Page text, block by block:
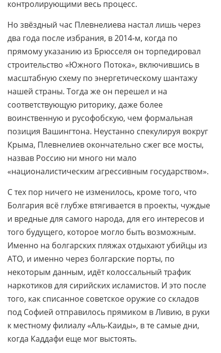
контролирующими весь процесс.
Но звёздный час Плевнелиева настал лишь через
два года после избрания, в 2014-м, когда по
прямому указанию из Брюсселя он торпедировал
строительство «Южного Потока», включившись в
масштабную схему по энергетическому шантажу
нашей страны. Тогда же он перешел и на
соответствующую риторику, даже более
воинственную и русофобскую, чем формальная
позиция Вашингтона. Неустанно спекулируя вокруг
Крыма, Плевнелиев окончательно сжег все мосты,
назвав Россию ни много ни мало
«националистическим агрессивным государством».
С тех пор ничего не изменилось, кроме того, что
Болгария всё глубже втягивается в проекты, чуждые
и вредные для самого народа, для его интересов и
того будущего, которое могло быть возможным.
Именно на болгарских пляжах отдыхают убийцы из
АТО, и именно через болгарские порты, по
некоторым данным, идёт колоссальный трафик
наркотиков для сирийских исламистов. И это после
того, как списанное советское оружие со складов
под Софией отправилось прямиком в Ливию, в руки
к местному филиалу «Аль-Каиды», в те самые дни,
когда Каддафи еще мог выстоять.